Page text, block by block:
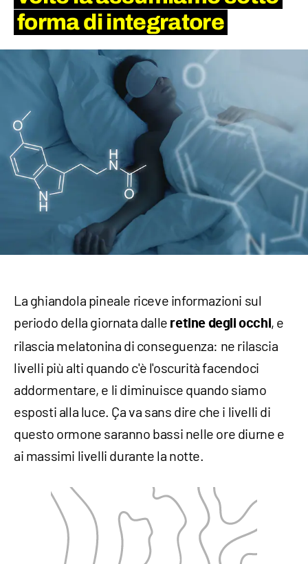
forma di integratore
La ghiandola pineale riceve informazioni sul
periodo della giornata dalle retine degli occhi, e
rilascia melatonina di conseguenza: ne rilascia
livelli più alti quando c'è l'oscurità facendoci
addormentare, e li diminuisce quando siamo
esposti alla luce. Ça va sans dire che i livelli di
questo ormone saranno bassi nelle ore diurne e
ai massimi livelli durante la notte.